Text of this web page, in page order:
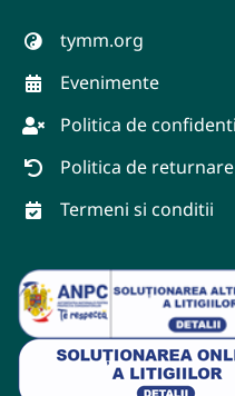
tymm.org
Evenimente
Politica de
Politica de returnare
Termeni si conditii